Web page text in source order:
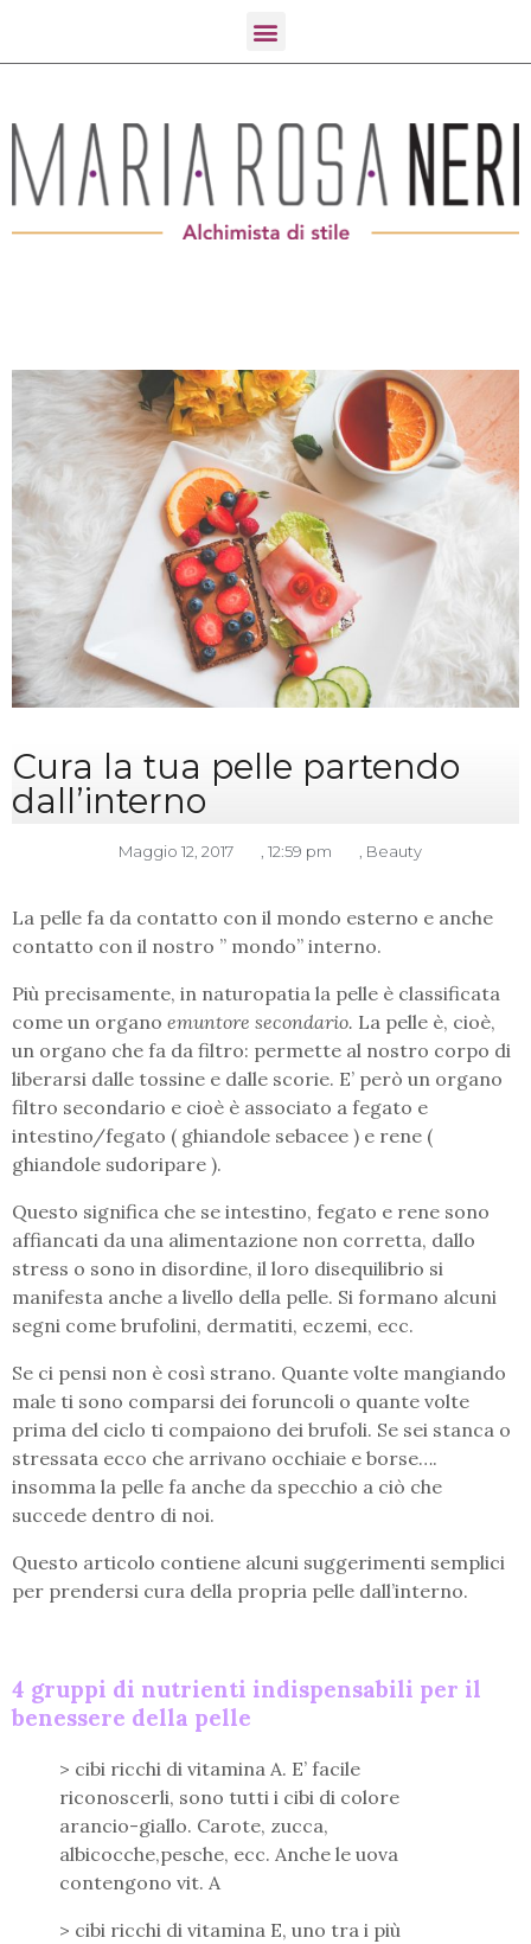
Cura la tua pelle partendo
dall’interno
Maggio 12, 2017 12:59 pm Beauty
La pelle fa da contatto con il mondo esterno e anche
contatto con il nostro ” mondo” interno.
Più precisamente, in naturopatia la pelle è classificata
come un organo emuntore secondario. La pelle è, cioè,
un organo che fa da filtro: permette al nostro corpo di
liberarsi dalle tossine e dalle scorie. E’ però un organo
filtro secondario e cioè è associato a fegato e
intestino/fegato ( ghiandole sebacee ) e rene (
ghiandole sudoripare ).
Questo significa che se intestino, fegato e rene sono
affiancati da una alimentazione non corretta, dallo
stress o sono in disordine, il loro disequilibrio si
manifesta anche a livello della pelle. Si formano alcuni
segni come brufolini, dermatiti, eczemi, ecc.
Se ci pensi non è così strano. Quante volte mangiando
male ti sono comparsi dei foruncoli o quante volte
prima del ciclo ti compaiono dei brufoli. Se sei stanca o
stressata ecco che arrivano occhiaie e borse….
insomma la pelle fa anche da specchio a ciò che
succede dentro di noi.
Questo articolo contiene alcuni suggerimenti semplici
per prendersi cura della propria pelle dall’interno.
4 gruppi di nutrienti indispensabili per il
benessere della pelle
> cibi ricchi di vitamina A. E’ facile
riconoscerli, sono tutti i cibi di colore
arancio-giallo. Carote, zucca,
albicocche,pesche, ecc. Anche le uova
contengono vit. A
> cibi ricchi di vitamina E, uno tra i più